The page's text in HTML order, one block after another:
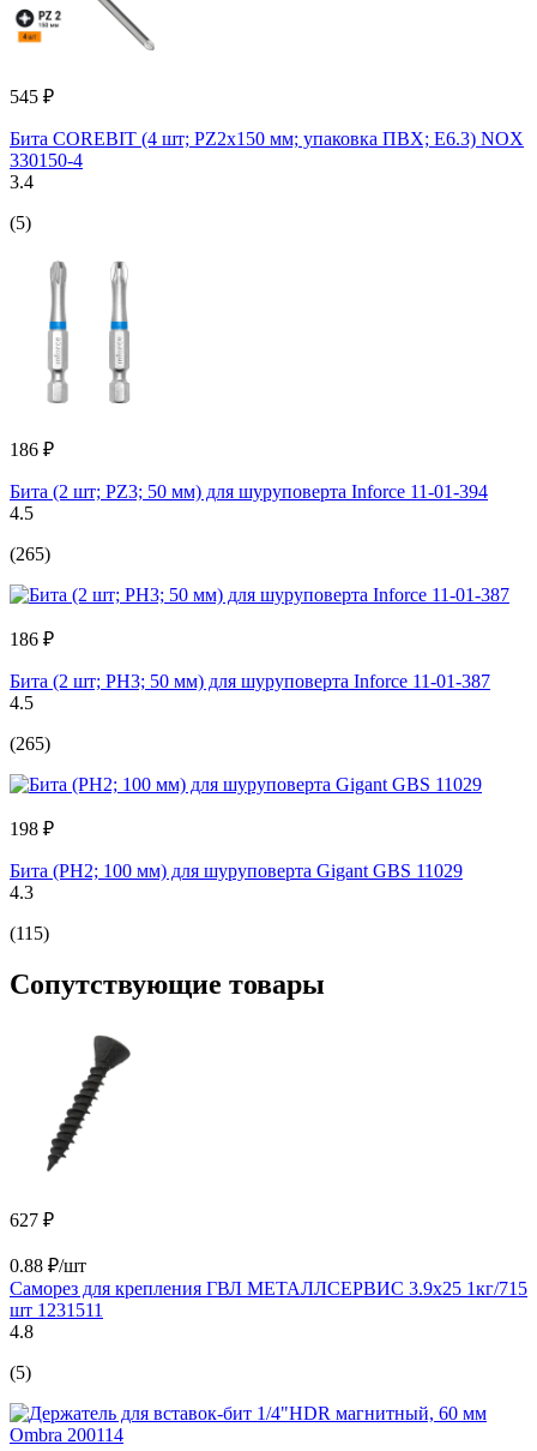
545 ₽
Бита COREBIT (4 шт; PZ2х150 мм; упаковка ПВХ; E6.3) NOX
330150-4
3.4
(5)
186 ₽
Бита (2 шт; PZ3; 50 мм) для шуруповерта Inforce 11-01-394
4.5
(265)
186 ₽
Бита (2 шт; PH3; 50 мм) для шуруповерта Inforce 11-01-387
4.5
(265)
198 ₽
Бита (PH2; 100 мм) для шуруповерта Gigant GBS 11029
4.3
(115)
Сопутствующие товары
627 ₽
0.88 ₽/шт
Саморез для крепления ГВЛ МЕТАЛЛСЕРВИС 3.9x25 1кг/715
шт 1231511
4.8
(5)